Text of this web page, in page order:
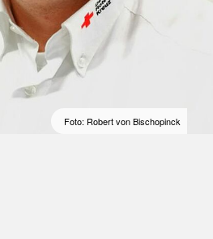
Foto: Robert von Bischopinck